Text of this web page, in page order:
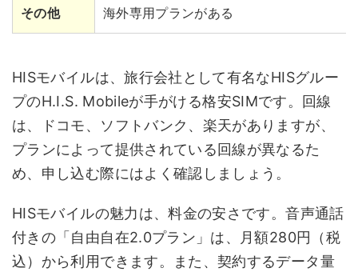
その他 海外専用プランがある
HISモバイルは、旅行会社として有名なHISグルー
プのH.I.S. Mobileが手がける格安SIMです。回線
は、ドコモ、ソフトバンク、楽天がありますが、
プランによって提供されている回線が異なるた
め、申し込む際にはよく確認しましょう。
HISモバイルの魅力は、料金の安さです。音声通話
付きの「自由自在2.0プラン」は、月額280円（税
込）から利用できます。また、契約するデータ量